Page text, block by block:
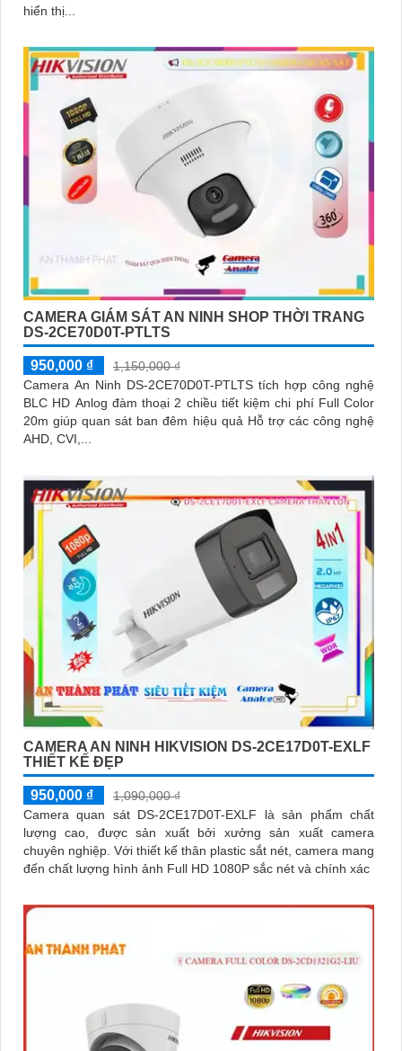
hiển thị...
CAMERA GIÁM SÁT AN NINH SHOP THỜI TRANG
DS-2CE70D0T-PTLTS
950,000 ₫
1,150,000 ₫
Camera An Ninh DS-2CE70D0T-PTLTS tích hợp công nghệ
BLC HD Anlog đàm thoại 2 chiều tiết kiệm chi phí Full Color
20m giúp quan sát ban đêm hiệu quả Hỗ trợ các công nghệ
AHD, CVI,...
CAMERA AN NINH HIKVISION DS-2CE17D0T-EXLF
THIẾT KẾ ĐẸP
950,000 ₫
1,090,000 ₫
Camera quan sát DS-2CE17D0T-EXLF là sản phẩm chất
lượng cao, được sản xuất bởi xưởng sản xuất camera
chuyên nghiệp. Với thiết kế thân plastic sắt nét, camera mang
đến chất lượng hình ảnh Full HD 1080P sắc nét và chính xác